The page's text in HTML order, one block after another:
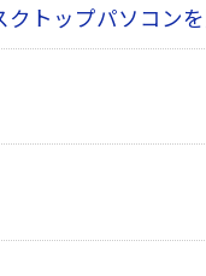
クトップパソコン